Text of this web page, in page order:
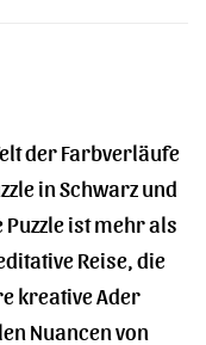
der Farbverläufe
in Schwarz und
ist mehr als
Reise, die
kreative Ader
Nuancen von